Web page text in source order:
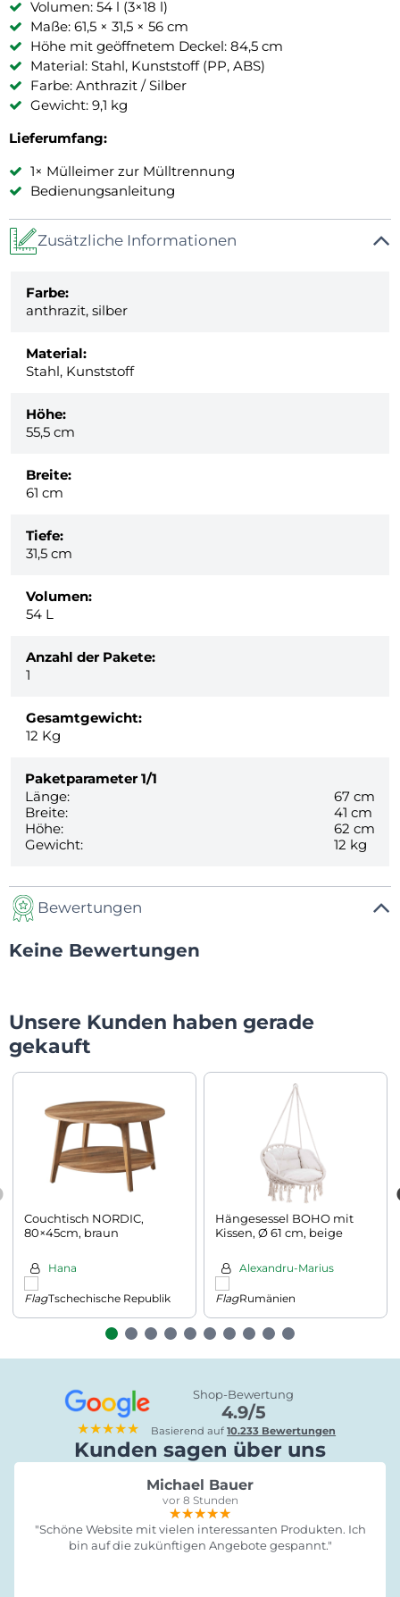
Volumen: 54 l (3×18 l)
Maße: 61,5 × 31,5 × 56 cm
Höhe mit geöffnetem Deckel: 84,5 cm
Material: Stahl, Kunststoff (PP, ABS)
Farbe: Anthrazit / Silber
Gewicht: 9,1 kg
Lieferumfang:
1× Mülleimer zur Mülltrennung
Bedienungsanleitung
Zusätzliche Informationen
Farbe:
anthrazit, silber
Material:
Stahl, Kunststoff
Höhe:
55,5 cm
Breite:
61 cm
Tiefe:
31,5 cm
Volumen:
54 L
Anzahl der Pakete:
1
Gesamtgewicht:
12 Kg
Paketparameter 1/1
Länge:
67 cm
Breite:
41 cm
Höhe:
62 cm
Gewicht:
12 kg
Bewertungen
Keine Bewertungen
Unsere Kunden haben gerade
gekauft
Couchtisch NORDIC,
80×45cm, braun
Hana
Tschechische Republik
Hängesessel BOHO mit
Kissen, Ø 61 cm, beige
Alexandru-Marius
Rumänien
★★★★★
Shop-Bewertung
4.9/5
Basierend auf10.233 Bewertungen
Kunden sagen über uns
Michael Bauer
vor 8 Stunden
★★★★★
★★★★★
★★★★★
"Schöne Website mit vielen interessanten Produkten. Ich
bin auf die zukünftigen Angebote gespannt."